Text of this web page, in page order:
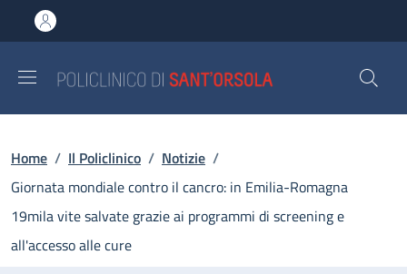
al contenuto principale
to footer content
Briciole di pane
Home / Il Policlinico / Notizie /
Giornata mondiale contro il cancro: in Emilia-Romagna
19mila vite salvate grazie ai programmi di screening e
all'accesso alle cure